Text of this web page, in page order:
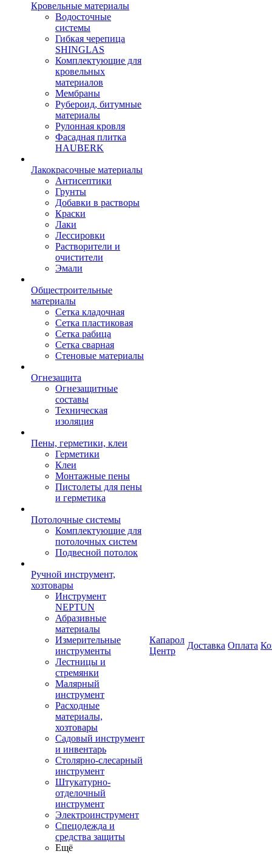
Кровельные материалы
Водосточные
системы
Гибкая черепица
SHINGLAS
Комплектующие для
кровельных
материалов
Мембраны
Рубероид, битумные
материалы
Рулонная кровля
Фасадная плитка
HAUBERK
Лакокрасочные материалы
Антисептики
Грунты
Добавки в растворы
Краски
Лаки
Лессировки
Растворители и
очистители
Эмали
Общестроительные
материалы
Сетка кладочная
Сетка пластиковая
Сетка рабица
Сетка сварная
Стеновые материалы
Огнезащита
Огнезащитные
составы
Техническая
изоляция
Пены, герметики, клеи
Герметики
Клеи
Монтажные пены
Пистолеты для пены
и герметика
Потолочные системы
Комплектующие для
потолочных систем
Подвесной потолок
Ручной инструмент,
хозтовары
Инструмент
NEPTUN
Абразивные
материалы
Измерительные
инструменты
Лестницы и
стремянки
Малярный
инструмент
Расходные
материалы,
хозтовары
Садовый инструмент
и инвентарь
Столярно-слесарный
инструмент
Штукатурно-
отделочный
инструмент
Электроинструмент
Спецодежда и
средства защиты
Ещё
Капарол
Центр
Доставка Оплата